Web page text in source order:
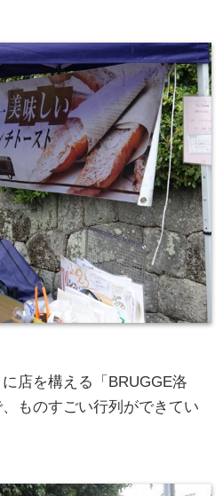
店を構える「BRUGGE洛
ものすごい行列ができてい